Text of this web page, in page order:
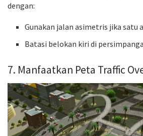
dengan:
Gunakan jalan asimetris jika satu
Batasi belokan kiri di
7. Manfaatkan Peta Traffic